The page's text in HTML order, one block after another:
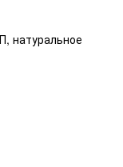
натуральное